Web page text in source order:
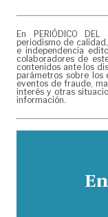
En PERIÓDICO
periodismo de
e independencia
colaboradores de
contenidos ante los
parámetros sobre los
eventos de fraude,
interés y otras
información.